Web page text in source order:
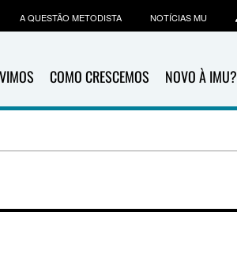
COMO CRESCEMOS NOVO À IMU?
A QUESTÃO METODISTA NOTÍCIAS MU